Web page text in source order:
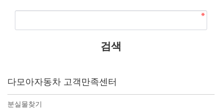
다모아자동차 고객만족센터
분실물찾기